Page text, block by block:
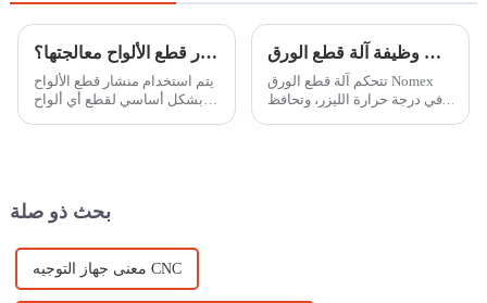
ما هي المواد التي يمكن لمنشار قطع الألواح معالجتها؟
يتم استخدام منشار قطع الألواح
بشكل أساسي لقطع أي ألواح
ما هي وظيفة آلة قطع الورق Nomex؟
تتحكم آلة قطع الورق Nomex
في درجة حرارة الليزر، وتحافظ
بحث ذو صلة
معنى جهاز التوجيه CNC